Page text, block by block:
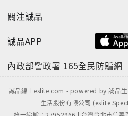
關注誠品
誠品APP
內政部警政署 165全民防騙網
誠品線上eslite.com - powered by 誠品
生活股份有限公司 (eslite